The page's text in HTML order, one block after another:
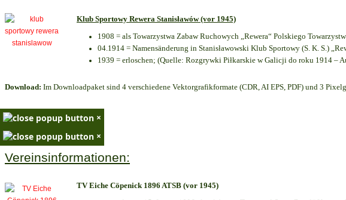
Klub Sportowy Rewera Stanisławów (vor 1945)
1908 = als Towarzystwa Zabaw Ruchowych „Rewera“ Polskiego
04.1914 = Namensänderung in Stanisławowski Klub Sportowy (S. K. S.)
1939 = erloschen; (Quelle: Rozgrywki Piłkarskie w Galicji do roku 1914 –
Download: Im Downloadpaket sind 4 verschiedene Vektorgrafikformate (CDR, AI EPS, PDF) und 3
×
×
Vereinsinformationen:
TV Eiche Cöpenick 1896 ATSB (vor 1945)